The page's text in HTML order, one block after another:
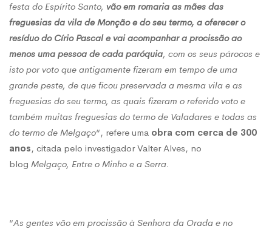
festa do Espírito Santo, vão em romaria as mães das
freguesias da vila de Monção e do seu termo, a oferecer o
resíduo do Círio Pascal e vai acompanhar a procissão ao
menos uma pessoa de cada paróquia, com os seus párocos e
isto por voto que antigamente fizeram em tempo de uma
grande peste, de que ficou preservada a mesma vila e as
freguesias do seu termo, as quais fizeram o referido voto e
também muitas freguesias do termo de Valadares e todas as
do termo de Melgaço“, refere uma obra com cerca de 300
anos, citada pelo investigador Valter Alves, no
blog Melgaço, Entre o Minho e a Serra.
“As gentes vão em procissão à Senhora da Orada e no